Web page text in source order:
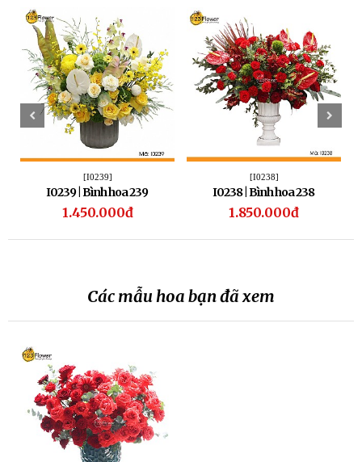
[I0239]
I0239 | Bình hoa 239
1.450.000đ
[I0238]
I0238 | Bình hoa 238
1.850.000đ
Các mẫu hoa bạn đã xem